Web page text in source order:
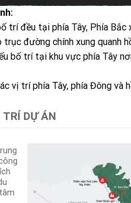
đều tại phía Tây, Phía Bắc
đường chính xung quanh
bố trí tại khu vực phía Tây
vị trí phía Tây, phía Đông và
TRÍ DỰ ÁN